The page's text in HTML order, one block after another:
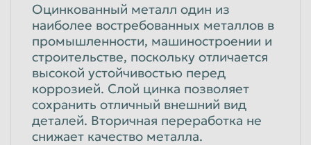
Оцинкованный металл один из
наиболее востребованных металлов в
промышленности, машиностроении и
строительстве, поскольку отличается
высокой устойчивостью перед
коррозией. Слой цинка позволяет
сохранить отличный внешний вид
деталей. Вторичная переработка не
снижает качество металла.